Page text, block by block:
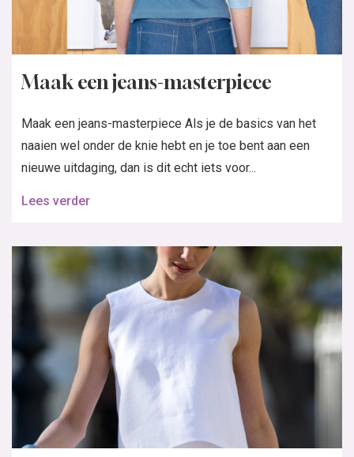
Maak een jeans-masterpiece
Maak een jeans-masterpiece Als je de basics van het
naaien wel onder de knie hebt en je toe bent aan een
nieuwe uitdaging, dan is dit echt iets voor...
Lees verder